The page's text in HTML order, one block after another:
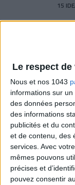
Le respect
Nous et nos 1043
informations sur
des données
des informations
publicités et du
et de contenu, des
services. Avec
mêmes pouvons
précises et
pouvez consentir
15
SPF 50